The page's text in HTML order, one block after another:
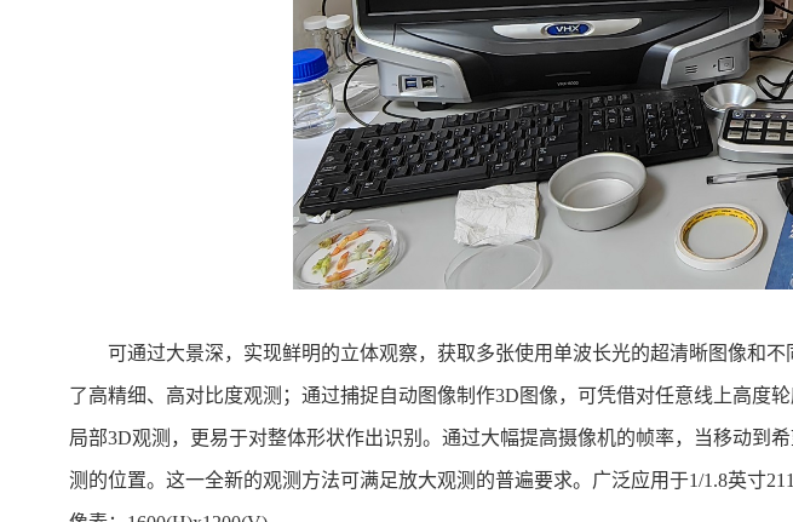
可通过大景深，实现鲜明的立体观察，获取多张使用单波长光的超清晰图像和
了高精细、高对比度观测；通过捕捉自动图像制作3D图像，可凭借对任意线上高度
局部3D观测，更易于对整体形状作出识别。通过大幅提高摄像机的帧率，当移动到
测的位置。这一全新的观测方法可满足放大观测的普遍要求。广泛应用于1/1.8英寸